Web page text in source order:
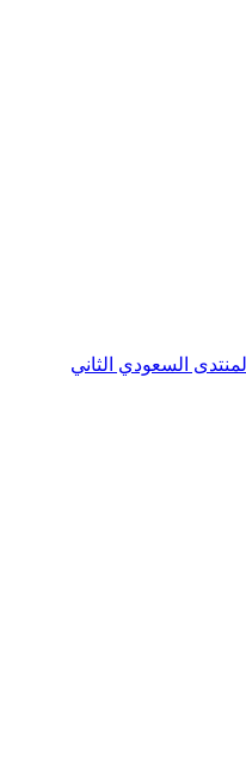
المنتدى السعودي الثاني